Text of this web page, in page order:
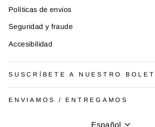
Políticas de envios
Seguridad y fraude
Accesibilidad
SUSCRÍBETE A NUESTRO
ENVIAMOS / ENTREGAMOS
Idioma
Español